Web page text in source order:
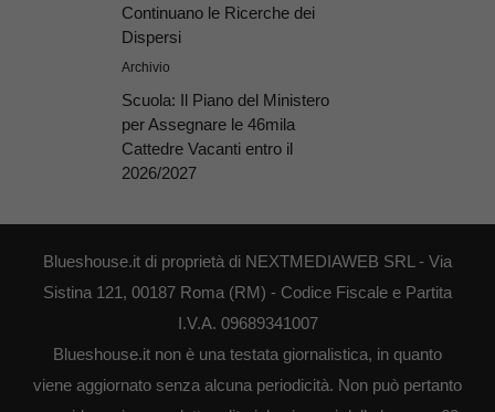
Continuano le Ricerche dei
Dispersi
Archivio
Scuola: Il Piano del Ministero
per Assegnare le 46mila
Cattedre Vacanti entro il
2026/2027
Blueshouse.it di proprietà di NEXTMEDIAWEB SRL - Via
Sistina 121, 00187 Roma (RM) - Codice Fiscale e Partita
I.V.A. 09689341007
Blueshouse.it non è una testata giornalistica, in quanto
viene aggiornato senza alcuna periodicità. Non può pertanto